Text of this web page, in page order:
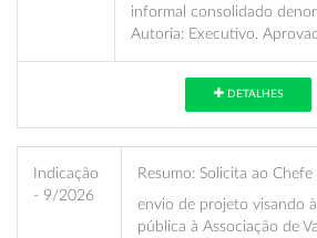
informal consolidado
Autoria: Executivo.
DETALHES
Indicação
- 9/2026
Resumo: Solicita ao
envio de projeto visando
pública à Associação de